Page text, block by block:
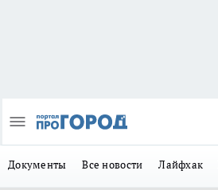
Документы Все новости Лайфхак